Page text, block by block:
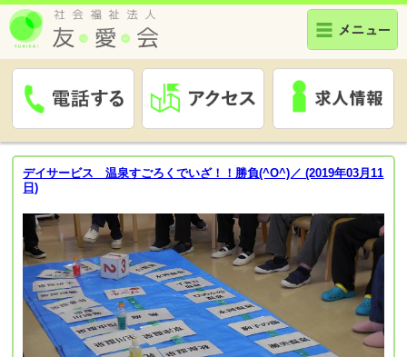
デイサービス 温泉すごろくでいざ！！勝負(^O^)／ (2019年03月11
日)